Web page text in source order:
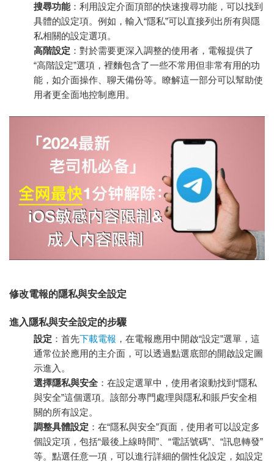
搜尋功能：利用設定介面頂部的快速搜尋功能，可以找到
具體的設定項。例如，輸入“隱私”可以直接列出所有與隱
私相關的設定選項。
高階設定 ：對於需要更深入調整的使用者，電報提供了
“高階設定”選項，裡麵包含了一些不常用但非常有用的功
能，如介面操作、聊天備份等。瞭解這一部分可以幫助使
用者更全面地控制應用。
修改電報的隱私與安全設定
進入隱私與安全設定的步驟
設定 ：首先下載電報 ，在電報應用中開啟“設定”選單，這
通常位於應用的主介面，可以透過點選底部的開啟設定圖
示進入。
選擇隱私與安全：在設定選單中，使用者滾動找到“隱私
與安全”這個選項。該部分專門處理與隱私和賬戶安全相
關的所有設定。
調整具體設定 ：在“隱私與安全”頁面，使用者可以設定多
個設定項，包括“最後上線時間”、“電話號碼”、“訊息轉發”
等。點選任意一項，可以進行詳細的個性化設定，如設定